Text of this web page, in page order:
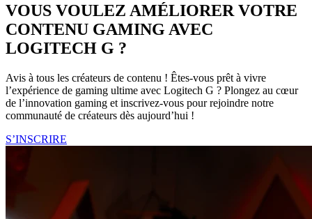
VOUS VOULEZ AMÉLIORER VOTRE
CONTENU GAMING AVEC
LOGITECH G ?
Avis à tous les créateurs de contenu ! Êtes-vous prêt à vivre
l’expérience de gaming ultime avec Logitech G ? Plongez au cœur
de l’innovation gaming et inscrivez-vous pour rejoindre notre
communauté de créateurs dès aujourd’hui !
S’INSCRIRE